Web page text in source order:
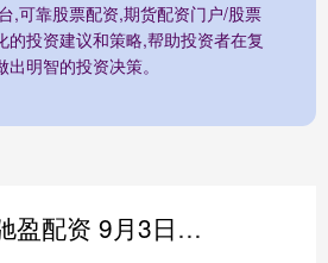
,可靠股票配资,期货配资门户/股票
的投资建议和策略,帮助投资者在复
明智的投资决策。
驰盈配资 9月3日华设转债下跌0.21%，转股溢价率39.76%